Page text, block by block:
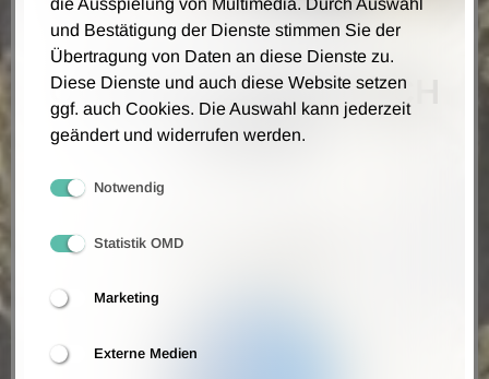
QUALITÄT SETZT SICH
DURCH!
EVENT PORTAL
die Ausspielung von Multimedia. Durch Auswahl
und Bestätigung der Dienste stimmen Sie der
Übertragung von Daten an diese Dienste zu.
Diese Dienste und auch diese Website setzen
ggf. auch Cookies. Die Auswahl kann jederzeit
geändert und widerrufen werden.
Notwendig
Statistik OMD
Marketing
Externe Medien